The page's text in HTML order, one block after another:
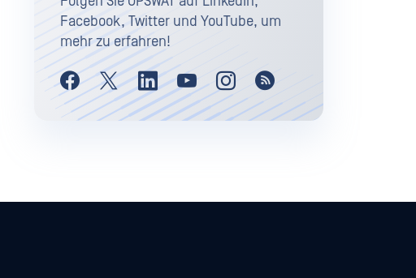
Facebook, Twitter und YouTube, um
mehr zu erfahren!